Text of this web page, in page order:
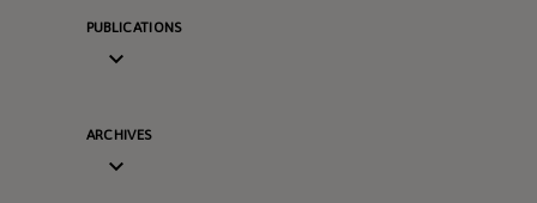
PUBLICATIONS

ARCHIVES
